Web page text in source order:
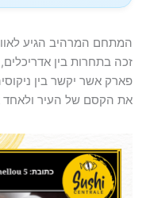
המתחם המרהיב הגיע
זכה בתחרות בין
פארק אשר יקשר בין
את הקסם של העיר ולאחד